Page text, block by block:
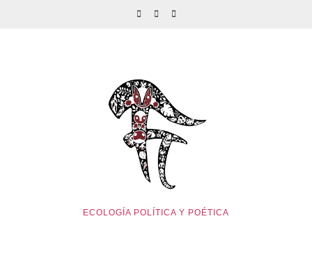
ECOLOGÍA POLÍTICA Y POÉTICA